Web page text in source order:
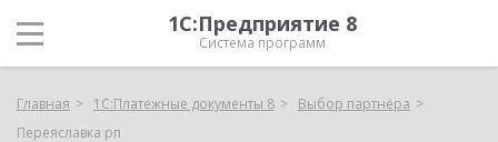
1С:Предприятие 8
Система программ
Главная 1С:Платежные документы 8
Выбор партнёра
Переяславка рп